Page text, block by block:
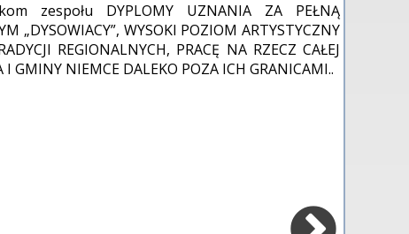
zespołu DYPLOMY UZNANIA ZA PEŁNĄ
„DYSOWIACY”, WYSOKI POZIOM ARTYSTYCZNY
REGIONALNYCH, PRACĘ NA RZECZ CAŁEJ
I GMINY NIEMCE DALEKO POZA ICH GRANICAMI..